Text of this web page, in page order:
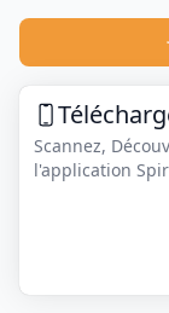
Scannez,
l'application